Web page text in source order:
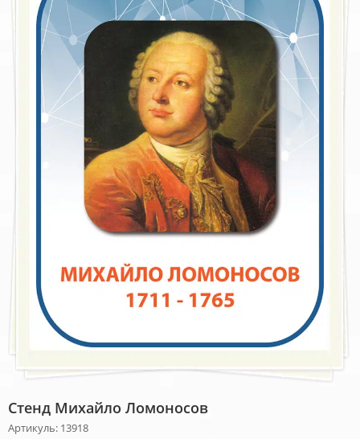
Стенд Михайло Ломоносов
Артикуль: 13918